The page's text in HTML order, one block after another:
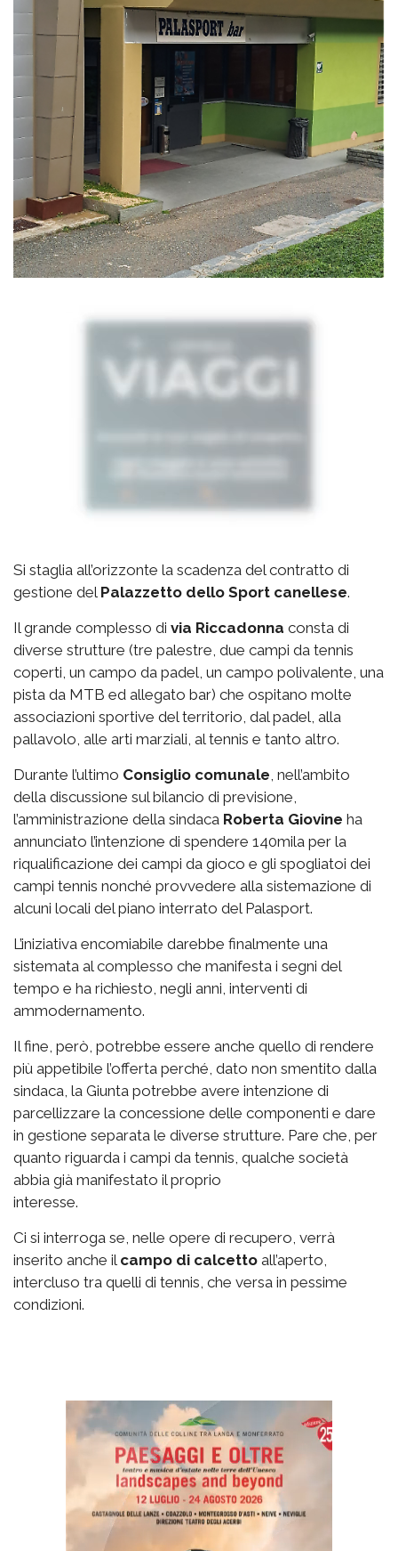
Si staglia all’orizzonte la scadenza del contratto di
gestione del Palazzetto dello Sport canellese.
Il grande complesso di via Riccadonna consta di
diverse strutture (tre palestre, due campi da tennis
coperti, un campo da padel, un campo polivalente, una
pista da MTB ed allegato bar) che ospitano molte
associazioni sportive del territorio, dal padel, alla
pallavolo, alle arti marziali, al tennis e tanto altro.
Durante l’ultimo Consiglio comunale, nell’ambito
della discussione sul bilancio di previsione,
l’amministrazione della sindaca Roberta Giovine ha
annunciato l’intenzione di spendere 140mila per la
riqualificazione dei campi da gioco e gli spogliatoi dei
campi tennis nonché provvedere alla sistemazione di
alcuni locali del piano interrato del Palasport.
L’iniziativa encomiabile darebbe finalmente una
sistemata al complesso che manifesta i segni del
tempo e ha richiesto, negli anni, interventi di
ammodernamento.
Il fine, però, potrebbe essere anche quello di rendere
più appetibile l’offerta perché, dato non smentito dalla
sindaca, la Giunta potrebbe avere intenzione di
parcellizzare la concessione delle componenti e dare
in gestione separata le diverse strutture. Pare che, per
quanto riguarda i campi da tennis, qualche società
abbia già manifestato il proprio
interesse.
Ci si interroga se, nelle opere di recupero, verrà
inserito anche il campo di calcetto all’aperto,
intercluso tra quelli di tennis, che versa in pessime
condizioni.